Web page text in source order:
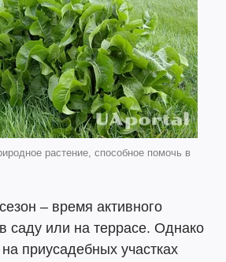
растение, способное помочь в
– время активного
саду или на террасе. Однако
приусадебных участках